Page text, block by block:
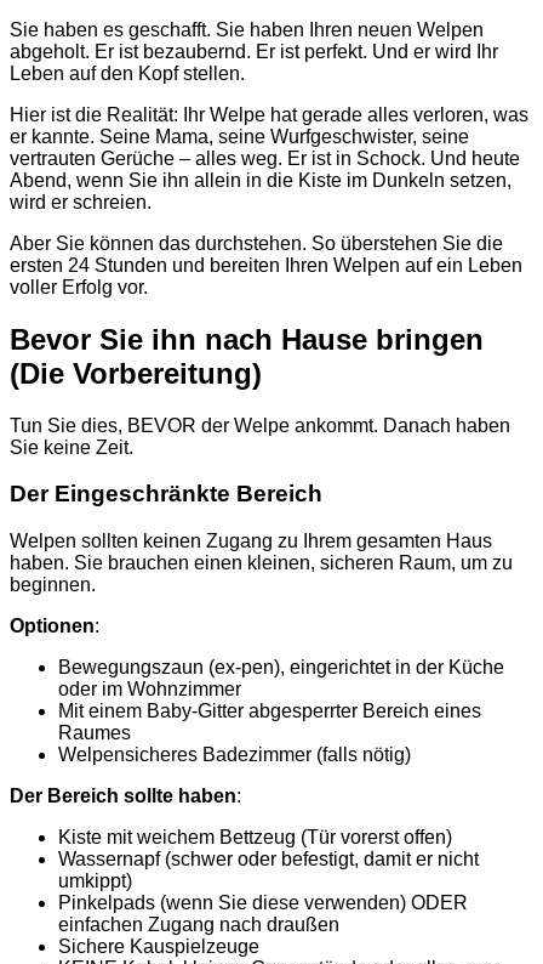
Sie haben es geschafft. Sie haben Ihren neuen Welpen
abgeholt. Er ist bezaubernd. Er ist perfekt. Und er wird Ihr
Leben auf den Kopf stellen.
Hier ist die Realität: Ihr Welpe hat gerade alles verloren, was
er kannte. Seine Mama, seine Wurfgeschwister, seine
vertrauten Gerüche – alles weg. Er ist in Schock. Und heute
Abend, wenn Sie ihn allein in die Kiste im Dunkeln setzen,
wird er schreien.
Aber Sie können das durchstehen. So überstehen Sie die
ersten 24 Stunden und bereiten Ihren Welpen auf ein Leben
voller Erfolg vor.
Bevor Sie ihn nach Hause bringen
(Die Vorbereitung)
Tun Sie dies, BEVOR der Welpe ankommt. Danach haben
Sie keine Zeit.
Der Eingeschränkte Bereich
Welpen sollten keinen Zugang zu Ihrem gesamten Haus
haben. Sie brauchen einen kleinen, sicheren Raum, um zu
beginnen.
Optionen:
Bewegungszaun (ex-pen), eingerichtet in der Küche
oder im Wohnzimmer
Mit einem Baby-Gitter abgesperrter Bereich eines
Raumes
Welpensicheres Badezimmer (falls nötig)
Der Bereich sollte haben:
Kiste mit weichem Bettzeug (Tür vorerst offen)
Wassernapf (schwer oder befestigt, damit er nicht
umkippt)
Pinkelpads (wenn Sie diese verwenden) ODER
einfachen Zugang nach draußen
Sichere Kauspielzeuge